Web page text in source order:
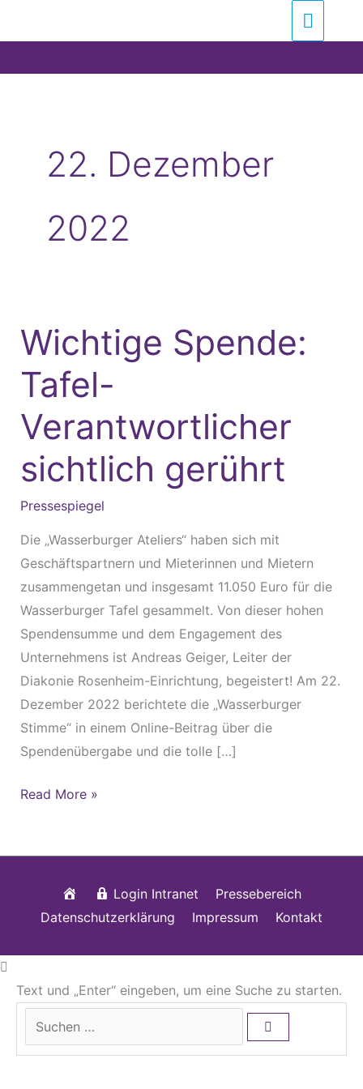
22. Dezember
2022
Wichtige Spende:
Tafel-
Verantwortlicher
sichtlich gerührt
Pressespiegel
Die „Wasserburger Ateliers“ haben sich mit
Geschäftspartnern und Mieterinnen und Mietern
zusammengetan und insgesamt 11.050 Euro für die
Wasserburger Tafel gesammelt. Von dieser hohen
Spendensumme und dem Engagement des
Unternehmens ist Andreas Geiger, Leiter der
Diakonie Rosenheim-Einrichtung, begeistert! Am 22.
Dezember 2022 berichtete die „Wasserburger
Stimme“ in einem Online-Beitrag über die
Spendenübergabe und die tolle […]
Wichtige
Spende:
Tafel-
Verantwortlicher
sichtlich
Read More »
StartseiteLogin Intranet
Pressebereich
Datenschutzerklärung
Impressum Kontakt
Text und „Enter“ eingeben, um eine Suche zu starten.